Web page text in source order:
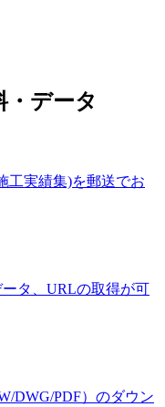
・データ
工実績集)を郵送でお
タ、URLの取得が可
DWG/PDF）のダウン